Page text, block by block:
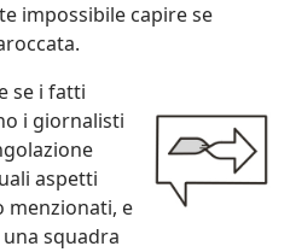
impossibile capire se
se i fatti
i giornalisti
aspetti
menzionati, e
squadra